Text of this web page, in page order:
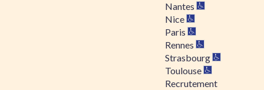
Nantes
Nice
Paris
Rennes
Strasbourg
Toulouse
Recrutement